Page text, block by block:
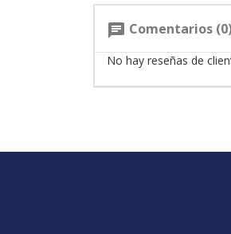
chat Comentarios
No hay reseñas de